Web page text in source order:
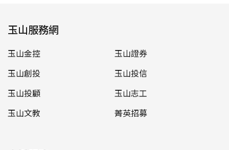
玉山服務網
玉山金控
玉山證券
玉山創投
玉山投信
玉山投顧
玉山志工
玉山文教
菁英招募